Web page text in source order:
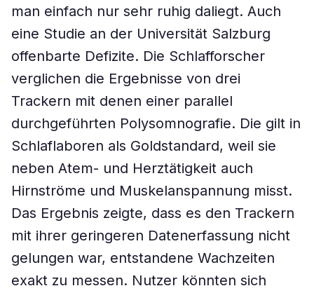
man einfach nur sehr ruhig daliegt. Auch
eine Studie an der Universität Salzburg
offenbarte Defizite. Die Schlafforscher
verglichen die Ergebnisse von drei
Trackern mit denen einer parallel
durchgeführten Polysomnografie. Die gilt in
Schlaflaboren als Goldstandard, weil sie
neben Atem- und Herztätigkeit auch
Hirnströme und Muskelanspannung misst.
Das Ergebnis zeigte, dass es den Trackern
mit ihrer geringeren Datenerfassung nicht
gelungen war, entstandene Wachzeiten
exakt zu messen. Nutzer könnten sich